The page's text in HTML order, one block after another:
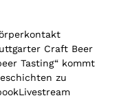
Craft Beer
Tasting“ kommt
zu